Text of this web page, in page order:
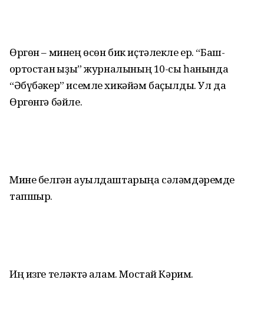
Өргөн – минең өсөн бик иҫтәлекле ер. “Баш­
ҡортостан ҡыҙы” журналының 10-сы һанында
“Әбүбәкер” исемле хикәйәм баҫылды. Ул да
Өргөнгә бәйле.
Мине белгән ауылдаштарыңа сәләмдәремде
тапшыр.
Иң изге теләктә ҡалам. Мостай Кәрим.